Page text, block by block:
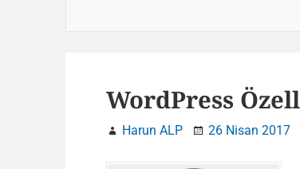
WordPress
Harun ALP 26 Nisan 2017